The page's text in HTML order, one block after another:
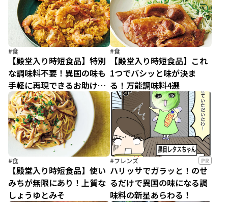
#食
【殿堂入り時短食品】特別
な調味料不要！異国の味も
手軽に再現できるお助け食
品
#食
【殿堂入り時短食品】これ
1つでバシッと味が決ま
る！万能調味料4選
#食
【殿堂入り時短食品】使い
みちが無限にあり！上質な
しょうゆとみそ
PR
#フレンズ
ハリッサでガラッと！のせ
るだけで異国の味になる調
味料の新星あらわる！